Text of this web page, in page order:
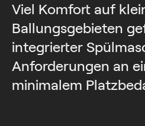
Viel Komfort auf
Ballungsgebieten
integrierter
Anforderungen an
minimalem